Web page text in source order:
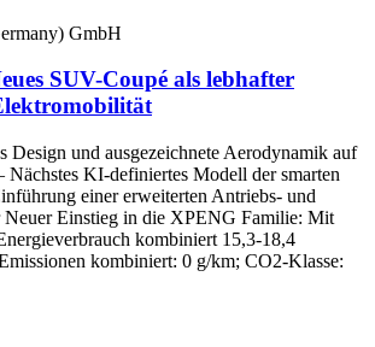
GmbH
SUV-Coupé als lebhafter
Design und ausgezeichnete Aerodynamik auf
Nächstes KI-definiertes Modell der smarten
einer erweiterten Antriebs- und
Neuer Einstieg in die XPENG Familie: Mit
kombiniert 15,3-18,4
kombiniert: 0 g/km; CO2-Klasse: